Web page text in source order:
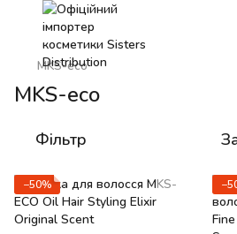
MKS-eco
MKS-eco
Фільтр
−50%